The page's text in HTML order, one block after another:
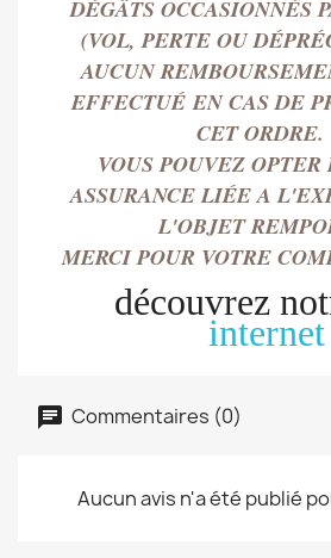
DÉGÂTS OCCASIONNÉS
(VOL, PERTE OU
AUCUN
EFFECTUÉEN CAS DE
CET ORDRE.
VOUS POUVEZ OPTER
ASSURANCE LIÉE A
L'OBJET
MERCI POUR VOTRE
découvrez
internet
Commentaires (0)
Aucun avis n'a été publié